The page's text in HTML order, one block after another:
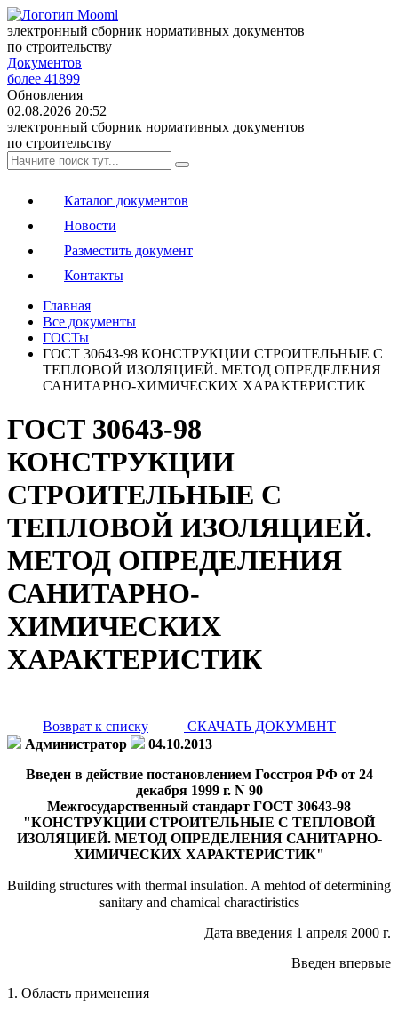
электронный сборник нормативных документов
по строительству
Документов
более 41899
Обновления
02.08.2026 20:52
электронный сборник нормативных документов
по строительству
Каталог документов
Новости
Разместить документ
Контакты
Главная
Все документы
ГОСТы
ГОСТ 30643-98 КОНСТРУКЦИИ СТРОИТЕЛЬНЫЕ С
ТЕПЛОВОЙ ИЗОЛЯЦИЕЙ. МЕТОД ОПРЕДЕЛЕНИЯ
САНИТАРНО-ХИМИЧЕСКИХ ХАРАКТЕРИСТИК
ГОСТ 30643-98
КОНСТРУКЦИИ
СТРОИТЕЛЬНЫЕ С
ТЕПЛОВОЙ ИЗОЛЯЦИЕЙ.
МЕТОД ОПРЕДЕЛЕНИЯ
САНИТАРНО-
ХИМИЧЕСКИХ
ХАРАКТЕРИСТИК
Возврат к списку
СКАЧАТЬ ДОКУМЕНТ
Администратор
04.10.2013
Введен в действие постановлением Госстроя РФ от 24
декабря 1999 г. N 90
Межгосударственный стандарт ГОСТ 30643-98
"КОНСТРУКЦИИ СТРОИТЕЛЬНЫЕ С ТЕПЛОВОЙ
ИЗОЛЯЦИЕЙ. МЕТОД ОПРЕДЕЛЕНИЯ САНИТАРНО-
ХИМИЧЕСКИХ ХАРАКТЕРИСТИК"
Building structures with thermal insulation. A mehtod of determining
sanitary and chamical charactiristics
Дата введения 1 апреля 2000 г.
Введен впервые
1. Область применения